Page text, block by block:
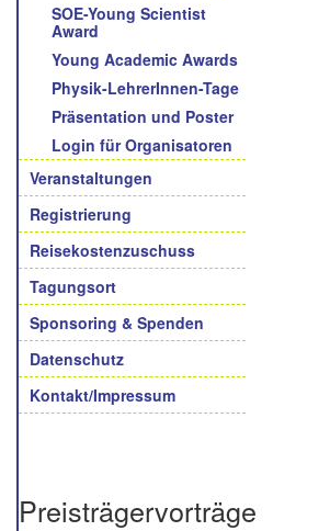
SOE-Young Scientist
Award
Young Academic Awards
Physik-LehrerInnen-Tage
Präsentation und Poster
Login für Organisatoren
Veranstaltungen
Registrierung
Reisekostenzuschuss
Tagungsort
Sponsoring & Spenden
Datenschutz
Kontakt/Impressum
Preisträgervorträge